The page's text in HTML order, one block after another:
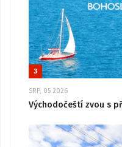
3
SRP, 05 2026
Východočeští zvou s